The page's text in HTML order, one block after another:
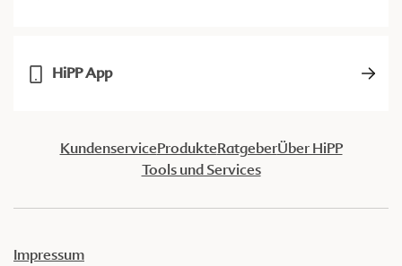
HiPP App
KundenserviceProdukteRatgeberÜber HiPP
Tools und Services
Impressum